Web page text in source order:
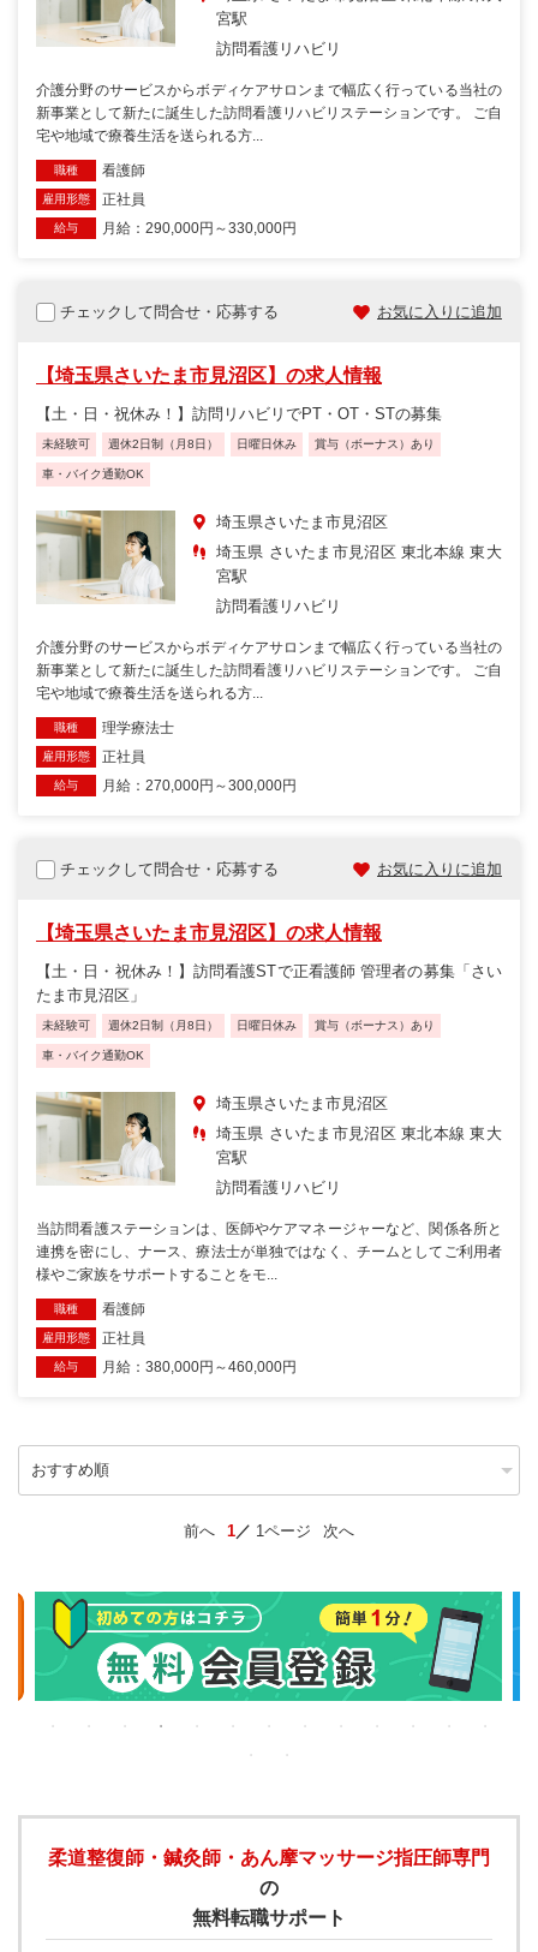
宮駅
訪問看護リハビリ
介護分野のサービスからボディケアサロンまで幅広く行っている当社の
新事業として新たに誕生した訪問看護リハビリステーションです。 ご自
宅や地域で療養生活を送られる方...
職種 看護師
雇用形態 正社員
給与 月給：290,000円～330,000円
チェックして問合せ・応募する お気に入りに追加
【埼玉県さいたま市見沼区】の求人情報
【土・日・祝休み！】訪問リハビリでPT・OT・STの募集
未経験可 週休2日制（月8日） 日曜日休み 賞与（ボーナス）あり
車・バイク通勤OK
埼玉県さいたま市見沼区
埼玉県 さいたま市見沼区 東北本線 東大
宮駅
訪問看護リハビリ
介護分野のサービスからボディケアサロンまで幅広く行っている当社の
新事業として新たに誕生した訪問看護リハビリステーションです。 ご自
宅や地域で療養生活を送られる方...
職種 理学療法士
雇用形態 正社員
給与 月給：270,000円～300,000円
チェックして問合せ・応募する お気に入りに追加
【埼玉県さいたま市見沼区】の求人情報
【土・日・祝休み！】訪問看護STで正看護師 管理者の募集「さい
たま市見沼区」
未経験可 週休2日制（月8日） 日曜日休み 賞与（ボーナス）あり
車・バイク通勤OK
埼玉県さいたま市見沼区
埼玉県 さいたま市見沼区 東北本線 東大
宮駅
訪問看護リハビリ
当訪問看護ステーションは、医師やケアマネージャーなど、関係各所と
連携を密にし、ナース、療法士が単独ではなく、チームとしてご利用者
様やご家族をサポートすることをモ...
職種 看護師
雇用形態 正社員
給与 月給：380,000円～460,000円
前へ 1 1ページ 次へ
柔道整復師・鍼灸師・あん摩マッサージ指圧師専門
の
無料転職サポート